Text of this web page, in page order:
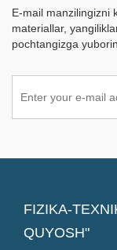
E-mail manzilingizni
materiallar,
pochtangizga
FIZIKA-
QUYOSH"